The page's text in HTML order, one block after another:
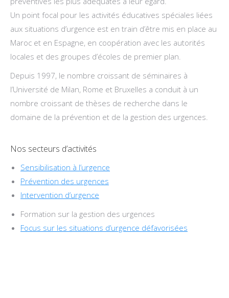
Un point focal pour les activités éducatives spéciales liées
aux situations d’urgence est en train d’être mis en place au
Maroc et en Espagne, en coopération avec les autorités
locales et des groupes d’écoles de premier plan.
Depuis 1997, le nombre croissant de séminaires à
l’Université de Milan, Rome et Bruxelles a conduit à un
nombre croissant de thèses de recherche dans le
domaine de la prévention et de la gestion des urgences.
Nos secteurs d’activités
Sensibilisation à l’urgence
Prévention des urgences
Intervention d’urgence
Formation sur la gestion des urgences
Focus sur les situations d’urgence défavorisées